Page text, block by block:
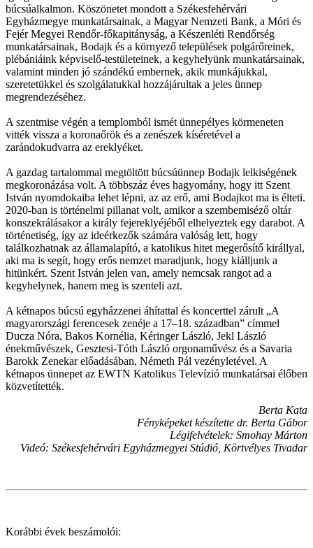
búcsúalkalmon. Köszönetet mondott a Székesfehérvári
Egyházmegye munkatársainak, a Magyar Nemzeti Bank, a Móri és
Fejér Megyei Rendőr-főkapitányság, a Készenléti Rendőrség
munkatársainak, Bodajk és a környező települések polgárőreinek,
plébániáink képviselő-testületeinek, a kegyhelyünk munkatársainak,
valamint minden jó szándékú embernek, akik munkájukkal,
szeretetükkel és szolgálatukkal hozzájárultak a jeles ünnep
megrendezéséhez.
A szentmise végén a templomból ismét ünnepélyes körmeneten
vitték vissza a koronaőrök és a zenészek kíséretével a
zarándokudvarra az ereklyéket.
A gazdag tartalommal megtöltött búcsúünnep Bodajk lelkiségének
megkoronázása volt. A többszáz éves hagyomány, hogy itt Szent
István nyomdokaiba lehet lépni, az az erő, ami Bodajkot ma is élteti.
2020-ban is történelmi pillanat volt, amikor a szembemiséző oltár
konszekrálásakor a király fejereklyéjéből elhelyeztek egy darabot. A
történetiség, így az ideérkezők számára valóság lett, hogy
találkozhatnak az államalapító, a katolikus hitet megerősítő királlyal,
aki ma is segít, hogy erős nemzet maradjunk, hogy kiálljunk a
hitünkért. Szent István jelen van, amely nemcsak rangot ad a
kegyhelynek, hanem meg is szenteli azt.
A kétnapos búcsú egyházzenei áhítattal és koncerttel zárult „A
magyarországi ferencesek zenéje a 17–18. században” címmel
Ducza Nóra, Bakos Kornélia, Kéringer László, Jekl László
énekművészek, Gesztesi-Tóth László orgonaművész és a Savaria
Barokk Zenekar előadásában, Németh Pál vezényletével. A
kétnapos ünnepet az EWTN Katolikus Televízió munkatársai élőben
közvetítették.
Berta Kata
Fényképeket készítette dr. Berta Gábor
Légifelvételek: Smohay Márton
Videó: Székesfehérvári Egyházmegyei Stúdió, Körtvélyes Tivadar
Korábbi évek beszámolói: